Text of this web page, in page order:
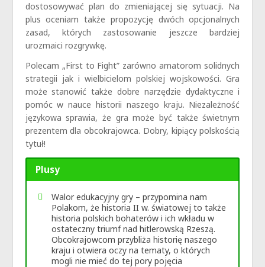
dostosowywać plan do zmieniającej się sytuacji. Na
plus oceniam także propozycję dwóch opcjonalnych
zasad, których zastosowanie jeszcze bardziej
urozmaici rozgrywkę.
Polecam „First to Fight” zarówno amatorom solidnych
strategii jak i wielbicielom polskiej wojskowości. Gra
może stanowić także dobre narzędzie dydaktyczne i
pomóc w nauce historii naszego kraju. Niezależność
językowa sprawia, że gra może być także świetnym
prezentem dla obcokrajowca. Dobry, kipiący polskością
tytuł!
Plusy
Walor edukacyjny gry – przypomina nam
Polakom, że historia II w. światowej to także
historia polskich bohaterów i ich wkładu w
ostateczny triumf nad hitlerowską Rzeszą.
Obcokrajowcom przybliża historię naszego
kraju i otwiera oczy na tematy, o których
mogli nie mieć do tej pory pojęcia